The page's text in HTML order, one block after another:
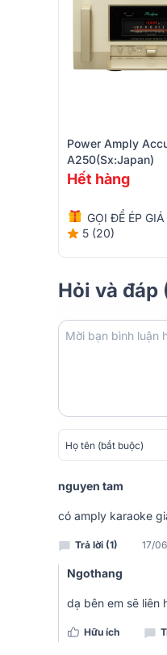
Power Amply
A250(sx:Japan)
Hết hàng
GỌI ĐỂ ÉP GIÁ
5 (20)
Hỏi và đáp
nguyen tam
có amply karaoke
Trả lời (1) 17/
Ngothang
dạ bên em sẽ liên
Hữu ích